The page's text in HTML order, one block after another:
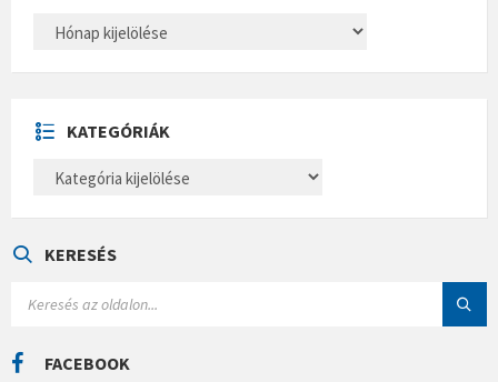
H
U
M
KATEGÓRIÁK
E
Á
KERESÉS
C
H
FACEBOOK